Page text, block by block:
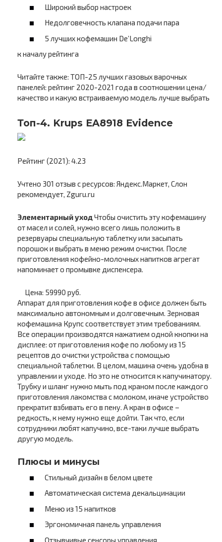
Широкий выбор настроек
Недолговечность клапана подачи пара
5 лучших кофемашин De’Longhi
к началу рейтинга
Читайте также: ТОП-25 лучших газовых варочных
панелей: рейтинг 2020-2021 года в соотношении цена/
качество и какую встраиваемую модель лучше выбрать
Топ-4. Krups EA8918 Evidence
Рейтинг (2021): 4.23
Учтено 301 отзыв с ресурсов: Яндекс.Маркет, Слон
рекомендует, Zguru.ru
Элементарный уходЧтобы очистить эту кофемашину
от масел и солей, нужно всего лишь положить в
резервуары специальную таблетку или засыпать
порошок и выбрать в меню режим очистки. После
приготовления кофейно-молочных напитков агрегат
напоминает о промывке диспенсера.
Цена: 59990 руб.
Аппарат для приготовления кофе в офисе должен быть
максимально автономным и долговечным. Зерновая
кофемашина Крупс соответствует этим требованиям.
Все операции производятся нажатием одной кнопки на
дисплее: от приготовления кофе по любому из 15
рецептов до очистки устройства с помощью
специальной таблетки. В целом, машина очень удобна в
управлении и уходе. Но это не относится к капучинатору.
Трубку и шланг нужно мыть под краном после каждого
приготовления лакомства с молоком, иначе устройство
прекратит взбивать его в пену. А кран в офисе –
редкость, к нему нужно еще дойти. Так что, если
сотрудники любят капучино, все-таки лучше выбрать
другую модель.
Плюсы и минусы
Стильный дизайн в белом цвете
Автоматическая система декальцинации
Меню из 15 напитков
Эргономичная панель управления
Отзывчивые сенсоры управления